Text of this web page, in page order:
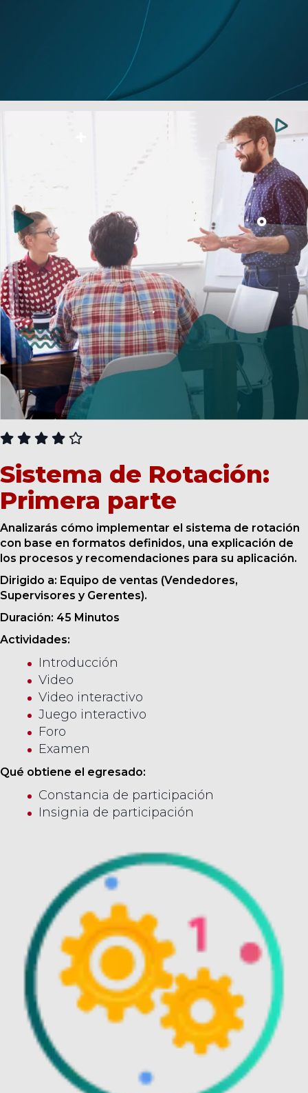
CURSOS
Sistema de Rotación:
Primera parte
Analizarás cómo implementar el sistema de rotación
con base en formatos definidos, una explicación de
los procesos y recomendaciones para su aplicación.
Dirigido a: Equipo de ventas (Vendedores,
Supervisores y Gerentes).
Duración: 45 Minutos
Actividades:
Introducción
Video
Video interactivo
Juego interactivo
Foro
Examen
Qué obtiene el egresado:
Constancia de participación
Insignia de participación